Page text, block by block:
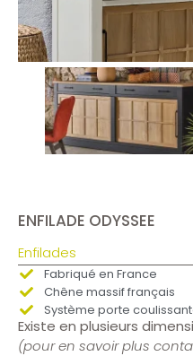
ENFILADE ODYSSEE
Enfilades
Fabriqué en France
Chêne massif français
Système porte
Existe en plusieurs
(pour en savoir plus